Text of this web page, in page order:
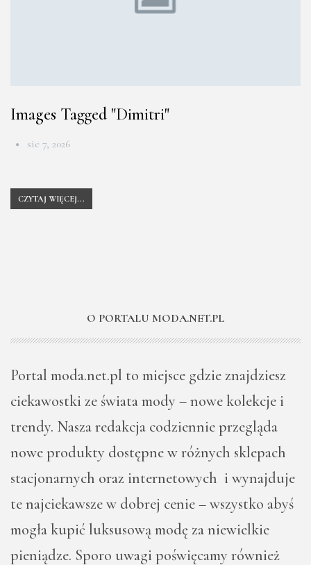
Images Tagged "dimitri"
sie 7, 2026
CZYTAJ WIĘCEJ...
O PORTALU MODA.NET.PL
Portal moda.net.pl to miejsce gdzie znajdziesz
ciekawostki ze świata mody – nowe kolekcje i
trendy. Nasza redakcja codziennie przegląda
nowe produkty dostępne w różnych sklepach
stacjonarnych oraz internetowych i wynajduje
te najciekawsze w dobrej cenie – wszystko abyś
mogła kupić luksusową modę za niewielkie
pieniądze. Sporo uwagi poświęcamy również